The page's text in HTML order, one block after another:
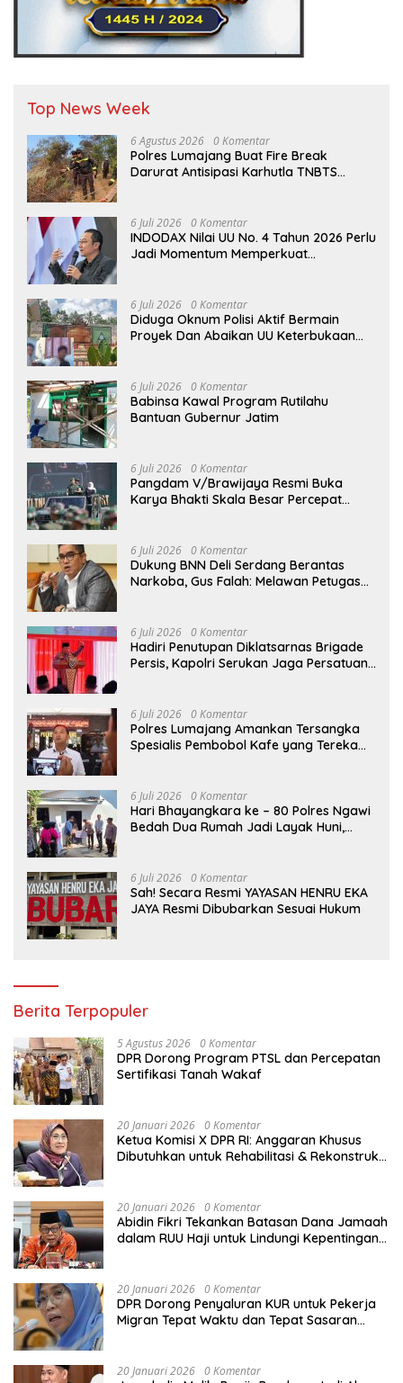
Top News Week
6 Agustus 2026 0 Komentar
Polres Lumajang Buat Fire Break
Darurat Antisipasi Karhutla TNBTS
6 Juli 2026 0 Komentar
INDODAX Nilai UU No. 4 Tahun 2026 Perlu
Jadi Momentum Memperkuat
6 Juli 2026 0 Komentar
Diduga Oknum Polisi Aktif Bermain
Proyek Dan Abaikan UU Keterbukaan
6 Juli 2026 0 Komentar
Babinsa Kawal Program Rutilahu
Bantuan Gubernur Jatim
6 Juli 2026 0 Komentar
Pangdam V/Brawijaya Resmi Buka
Karya Bhakti Skala Besar Percepat
6 Juli 2026 0 Komentar
Dukung BNN Deli Serdang Berantas
Narkoba, Gus Falah: Melawan Petugas
6 Juli 2026 0 Komentar
Hadiri Penutupan Diklatsarnas Brigade
Persis, Kapolri Serukan Jaga Persatuan-
6 Juli 2026 0 Komentar
Polres Lumajang Amankan Tersangka
Spesialis Pembobol Kafe yang Terekam
6 Juli 2026 0 Komentar
Hari Bhayangkara ke – 80 Polres Ngawi
Bedah Dua Rumah Jadi Layak Huni,
6 Juli 2026 0 Komentar
Sah! Secara Resmi YAYASAN HENRU EKA
JAYA Resmi Dibubarkan Sesuai Hukum
Berita Terpopuler
5 Agustus 2026 0 Komentar
DPR Dorong Program PTSL dan Percepatan
Sertifikasi Tanah Wakaf
20 Januari 2026 0 Komentar
Ketua Komisi X DPR RI: Anggaran Khusus
Dibutuhkan untuk Rehabilitasi & Rekonstruksi
20 Januari 2026 0 Komentar
Abidin Fikri Tekankan Batasan Dana Jamaah
dalam RUU Haji untuk Lindungi Kepentingan
20 Januari 2026 0 Komentar
DPR Dorong Penyaluran KUR untuk Pekerja
Migran Tepat Waktu dan Tepat Sasaran
20 Januari 2026 0 Komentar